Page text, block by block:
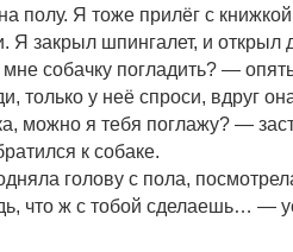
полу. Я тоже прилёг с
Я закрыл шпингалет, и открыл
собачку погладить? — опять
только у неё спроси, вдруг
можно я тебя поглажу? —
к собаке.
голову с пола,
что ж с тобой сделаешь… —